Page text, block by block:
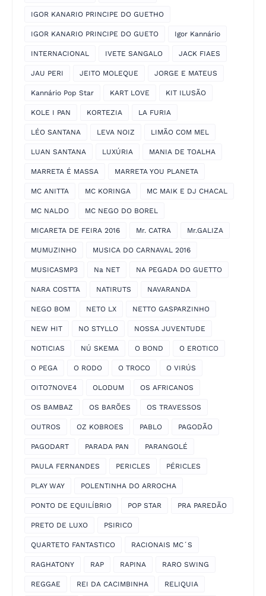
IGOR KANARIO PRINCIPE DO GUETHO
IGOR KANARIO PRINCIPE DO GUETO Igor Kannário
INTERNACIONAL IVETE SANGALO JACK FIAES
JAU PERI JEITO MOLEQUE JORGE E MATEUS
Kannário Pop Star KART LOVE KIT ILUSÃO
KOLE I PAN KORTEZIA LA FURIA
LÉO SANTANA LEVA NOIZ LIMÃO COM MEL
LUAN SANTANA LUXÚRIA MANIA DE TOALHA
MARRETA É MASSA MARRETA YOU PLANETA
MC ANITTA MC KORINGA MC MAIK E DJ CHACAL
MC NALDO MC NEGO DO BOREL
MICARETA DE FEIRA 2016 Mr. CATRA Mr.GALIZA
MUMUZINHO MUSICA DO CARNAVAL 2016
MUSICASMP3 Na NET NA PEGADA DO GUETTO
NARA COSTTA NATIRUTS NAVARANDA
NEGO BOM NETO LX NETTO GASPARZINHO
NEW HIT NO STYLLO NOSSA JUVENTUDE
NOTICIAS NÚ SKEMA O BOND O EROTICO
O PEGA O RODO O TROCO O VIRÚS
OITO7NOVE4 OLODUM OS AFRICANOS
OS BAMBAZ OS BARÕES OS TRAVESSOS
OUTROS OZ KOBROES PABLO PAGODÃO
PAGODART PARADA PAN PARANGOLÉ
PAULA FERNANDES PERICLES PÉRICLES
PLAY WAY POLENTINHA DO ARROCHA
PONTO DE EQUILÍBRIO POP STAR PRA PAREDÃO
PRETO DE LUXO PSIRICO
QUARTETO FANTASTICO RACIONAIS MC´S
RAGHATONY RAP RAPINA RARO SWING
REGGAE REI DA CACIMBINHA RELIQUIA